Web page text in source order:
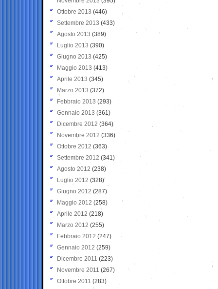
Ottobre 2013 (446)
Settembre 2013 (433)
Agosto 2013 (389)
Luglio 2013 (390)
Giugno 2013 (425)
Maggio 2013 (413)
Aprile 2013 (345)
Marzo 2013 (372)
Febbraio 2013 (293)
Gennaio 2013 (361)
Dicembre 2012 (364)
Novembre 2012 (336)
Ottobre 2012 (363)
Settembre 2012 (341)
Agosto 2012 (238)
Luglio 2012 (328)
Giugno 2012 (287)
Maggio 2012 (258)
Aprile 2012 (218)
Marzo 2012 (255)
Febbraio 2012 (247)
Gennaio 2012 (259)
Dicembre 2011 (223)
Novembre 2011 (267)
Ottobre 2011 (283)